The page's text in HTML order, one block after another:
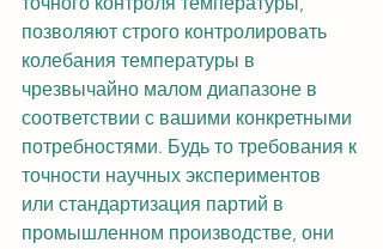
позволяют строго контролировать
колебания температуры в
чрезвычайно малом диапазоне в
соответствии с вашими конкретными
потребностями. Будь то требования к
точности научных экспериментов
или стандартизация партий в
промышленном производстве, они